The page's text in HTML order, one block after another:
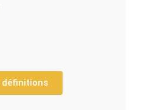
définitions